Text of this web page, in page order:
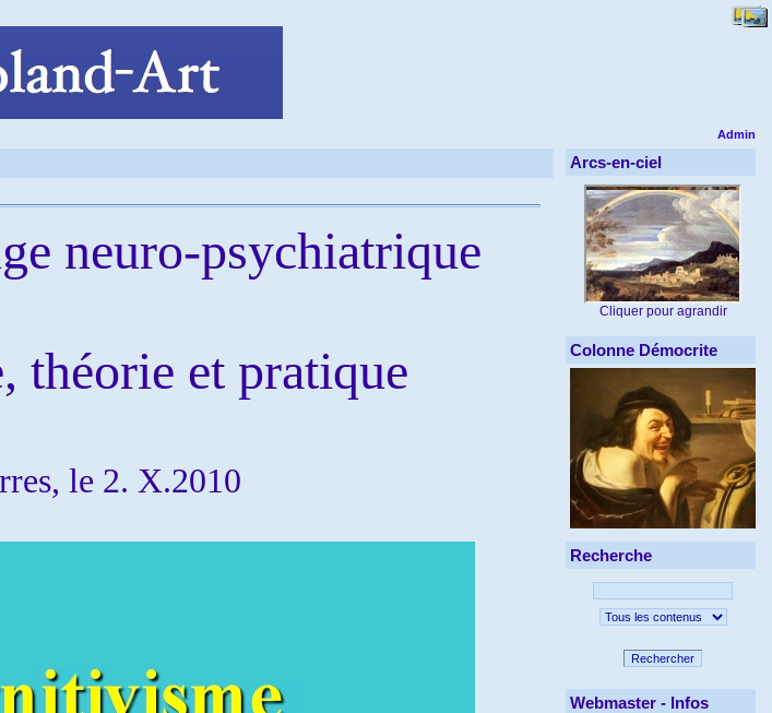
Admin
neuro-psychiatrique
théorie et pratique
le 2. X.2010
Arcs-en-ciel
Cliquer pour agrandir
Colonne Démocrite
Recherche
Rechercher
Webmaster - Infos